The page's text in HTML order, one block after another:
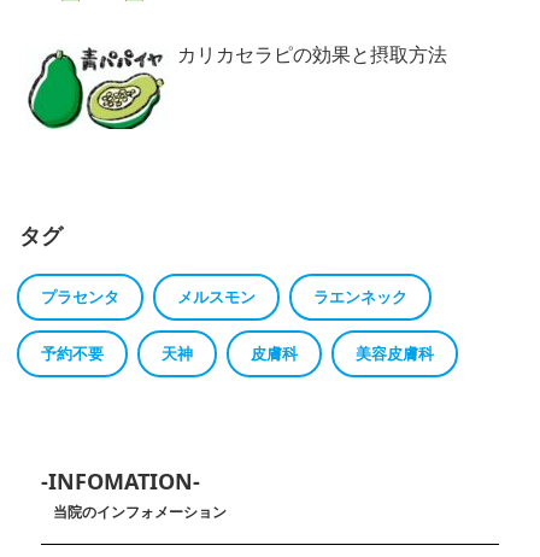
カリカセラピの効果と摂取方法
タグ
プラセンタ メルスモン ラエンネック
予約不要 天神 皮膚科 美容皮膚科
-INFOMATION-
当院のインフォメーション